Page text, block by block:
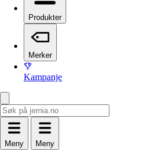
Produkter
Merker
Kampanje
Meny Meny